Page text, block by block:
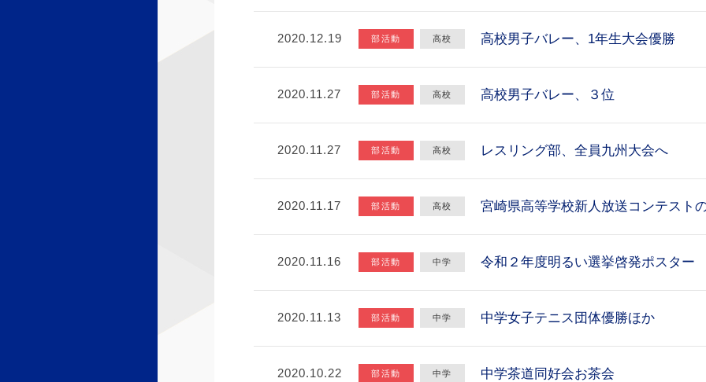
2020.12.19 部活動 高校 高校男子バレー、1年生大会優勝
2020.11.27 部活動 高校 高校男子バレー、３位
2020.11.27 部活動 高校 レスリング部、全員九州大会へ
2020.11.17 部活動 高校 宮崎県高等学校新人放送コンテスト
2020.11.16 部活動 中学 令和２年度明るい選挙啓発ポスター
2020.11.13 部活動 中学 中学女子テニス団体優勝ほか
2020.10.22 部活動 中学 中学茶道同好会お茶会